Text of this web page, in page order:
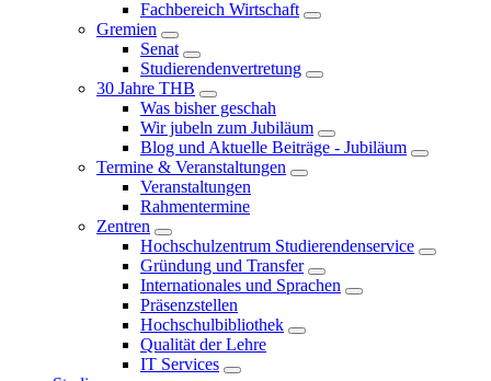
Fachbereich Wirtschaft
Gremien
Senat
Studierendenvertretung
30 Jahre THB
Was bisher geschah
Wir jubeln zum Jubiläum
Blog und Aktuelle Beiträge - Jubiläum
Termine & Veranstaltungen
Veranstaltungen
Rahmentermine
Zentren
Hochschulzentrum Studierendenservice
Gründung und Transfer
Internationales und Sprachen
Präsenzstellen
Hochschulbibliothek
Qualität der Lehre
IT Services